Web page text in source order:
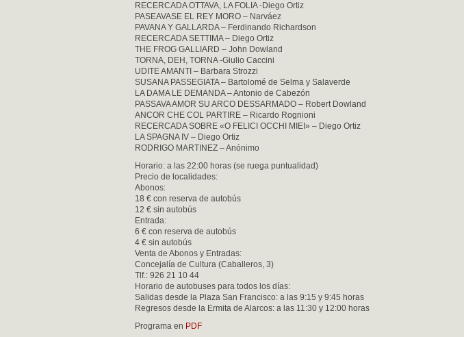
RECERCADA OTTAVA, LA FOLIA -Diego Ortiz
PASEAVASE EL REY MORO – Narváez
PAVANA Y GALLARDA – Ferdinando Richardson
RECERCADA SETTIMA – Diego Ortiz
THE FROG GALLIARD – John Dowland
TORNA, DEH, TORNA -Giulio Caccini
UDITE AMANTI – Barbara Strozzi
SUSANA PASSEGIATA – Bartolomé de Selma y Salaverde
LA DAMA LE DEMANDA – Antonio de Cabezón
PASSAVA AMOR SU ARCO DESSARMADO – Robert Dowland
ANCOR CHE COL PARTIRE – Ricardo Rognioni
RECERCADA SOBRE «O FELICI OCCHI MIEI» – Diego Ortiz
LA SPAGNA IV – Diego Ortiz
RODRIGO MARTINEZ – Anónimo
Horario: a las 22:00 horas (se ruega puntualidad)
Precio de localidades:
Abonos:
18 € con reserva de autobús
12 € sin autobús
Entrada:
6 € con reserva de autobús
4 € sin autobús
Venta de Abonos y Entradas:
Concejalía de Cultura (Caballeros, 3)
Tlf.: 926 21 10 44
Horario de autobuses para todos los días:
Salidas desde la Plaza San Francisco: a las 9:15 y 9:45 horas
Regresos desde la Ermita de Alarcos: a las 11:30 y 12:00 horas
Programa en PDF